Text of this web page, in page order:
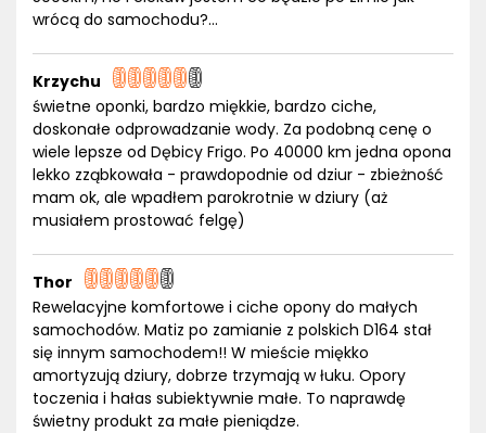
wrócą do samochodu?...
Krzychu
świetne oponki, bardzo miękkie, bardzo ciche,
doskonałe odprowadzanie wody. Za podobną cenę o
wiele lepsze od Dębicy Frigo. Po 40000 km jedna opona
lekko zząbkowała - prawdopodnie od dziur - zbieżność
mam ok, ale wpadłem parokrotnie w dziury (aż
musiałem prostować felgę)
Thor
Rewelacyjne komfortowe i ciche opony do małych
samochodów. Matiz po zamianie z polskich D164 stał
się innym samochodem!! W mieście miękko
amortyzują dziury, dobrze trzymają w łuku. Opory
toczenia i hałas subiektywnie małe. To naprawdę
świetny produkt za małe pieniądze.